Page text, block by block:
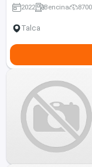
2022 Bencina
Talca